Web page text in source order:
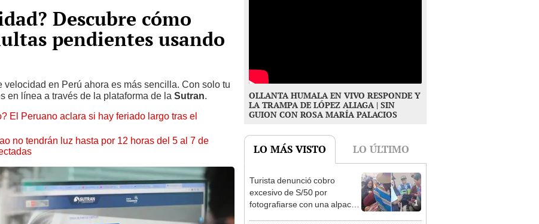
Descubre cómo
pendientes usando
en Perú ahora es más sencilla. Con solo tu
en línea a través de la plataforma de la Sutran.
El Peruano aclara si hay feriado largo tras el
no tendrán luz hasta por 12 horas del 5 al 7 de
OLLANTA HUMALA EN VIVO RESPONDE Y
LA TRAMPA DE LÓPEZ ALIAGA | SIN
GUION CON ROSA MARÍA PALACIOS
LO MÁS VISTO LO ÚLTIMO
1
Turista denunció cobro
excesivo de S/50 por
fotografiarse con una alpaca